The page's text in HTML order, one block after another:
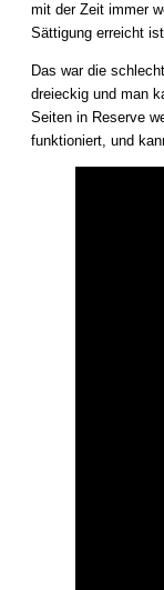
mit der Zeit immer
Sättigung erreicht
Das war die
dreieckig und man
Seiten in Reserve
funktioniert, und